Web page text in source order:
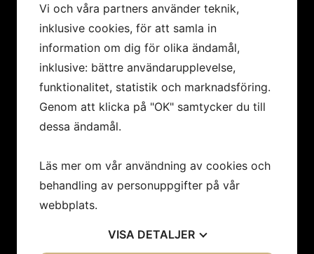
Konstnärer
Utställningar
Konstföreningar/Företag
Inbjudan
Integritetspolicy
Cookies
Om oss
Öppettider
Vi har sommarstängt 19/6 - 9/8.
Vi och våra partners använder teknik,
inklusive cookies, för att samla in
information om dig för olika ändamål,
inklusive: bättre användarupplevelse,
funktionalitet, statistik och marknadsföring.
Genom att klicka på "OK" samtycker du till
dessa ändamål.
Läs mer om vår användning av cookies och
behandling av personuppgifter på vår
webbplats.
VISA DETALJER